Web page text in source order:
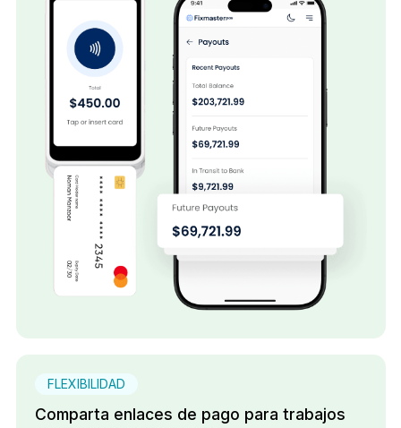
FLEXIBILIDAD
Comparta enlaces de pago para trabajos